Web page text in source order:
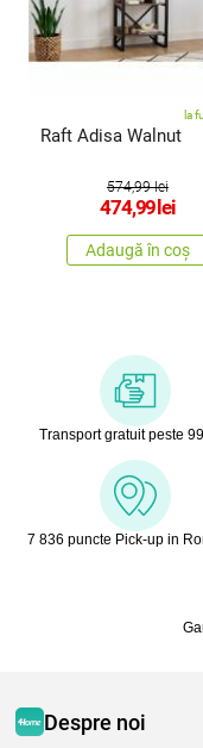
la
Raft Adisa Walnut
574,99 lei
474,99lei
Adaugă în coș
Transport gratuit peste
7 836 puncte Pick-up in
Despre noi